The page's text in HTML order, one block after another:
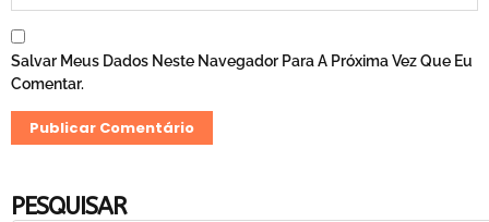
Salvar Meus Dados Neste Navegador Para A Próxima Vez Que Eu
Comentar.
PESQUISAR